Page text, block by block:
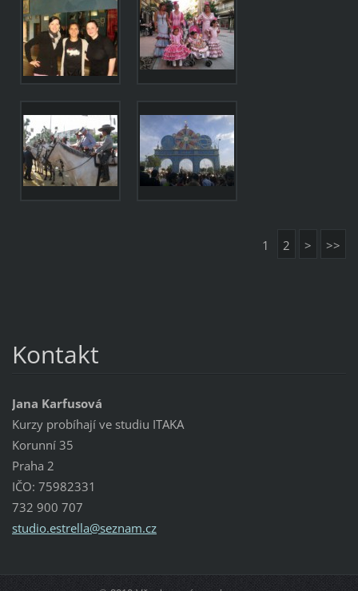
1 2 > >>
Kontakt
Jana Karfusová
Kurzy probíhají ve studiu ITAKA
Korunní 35
Praha 2
IČO: 75982331
732 900 707
studio.estrella@seznam.cz